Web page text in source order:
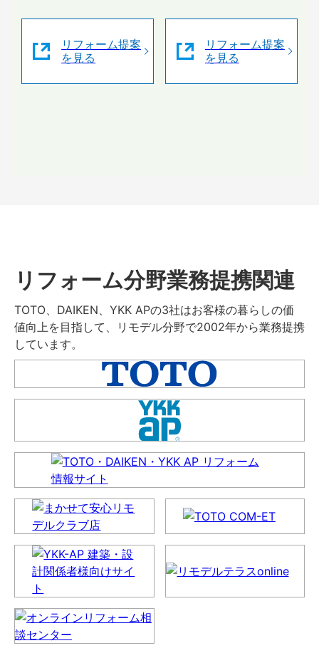
リフォーム提案
を見る
リフォーム提案
を見る
リフォーム分野業務提携関連
TOTO、DAIKEN、YKK APの3社はお客様の暮らしの価
値向上を目指して、リモデル分野で2002年から業務提携
しています。